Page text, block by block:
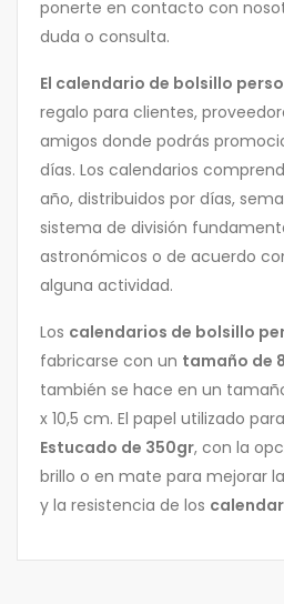
ponerte en contacto con
duda o consulta.
El calendario de bolsillo
regalo para clientes,
amigos donde podrás
días. Los calendarios
año, distribuidos por días,
sistema de división
astronómicos o de acuerdo
alguna actividad.
Los calendarios de bolsillo
fabricarse con un tamaño de
también se hace en un
x 10,5 cm. El papel utilizado
Estucado de 350gr, con la
brillo o en mate para mejorar
y la resistencia de los